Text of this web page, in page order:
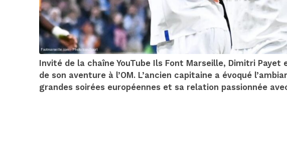
Invité de la chaîne YouTube Ils Font Marseille, Dimitri
de son aventure à l’OM. L’ancien capitaine a évoqué
grandes soirées européennes et sa relation passionnée